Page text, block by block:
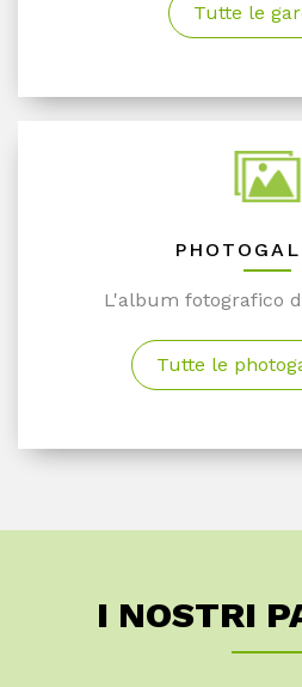
Tutte le
L'album fotografico
Tutte le
I NOSTRI